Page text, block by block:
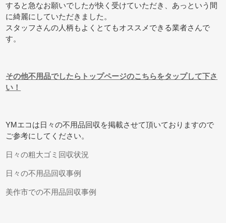
すると急なお願いでしたが快く受けていただき、あっという間
に綺麗にしていただきました。
スタッフさんの人柄もよくとてもオススメできる業者さんで
す。
その他不用品でしたらトップページのこちらをタップして下さ
い！
YMエコは日々の不用品回収を掲載させて頂いておりますので
ご参考にしてください。
日々の粗大ゴミ回収状況
日々の不用品回収事例
美作市での不用品回収事例